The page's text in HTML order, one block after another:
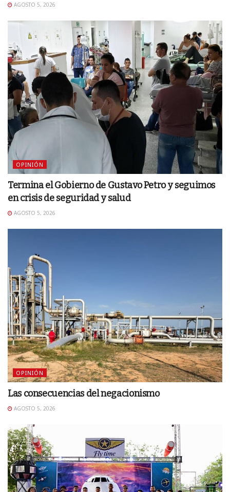
AGOSTO 5, 2026
OPINIÓN
Termina el Gobierno de Gustavo Petro y seguimos
en crisis de seguridad y salud
AGOSTO 5, 2026
OPINIÓN
Las consecuencias del negacionismo
AGOSTO 5, 2026